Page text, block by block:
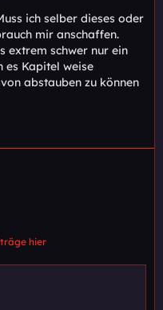
ich selber dieses oder
mir anschaffen.
extrem schwer nur ein
es Kapitel weise
abstauben zu können
hier